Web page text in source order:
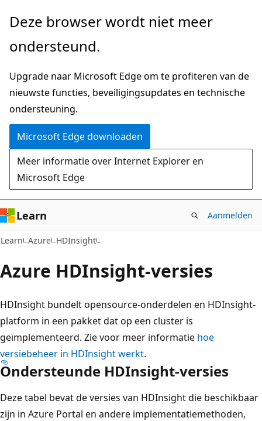
Naar
gaan
Deze browser wordt niet meer
ondersteund.
Upgrade naar Microsoft Edge om te profiteren van de
nieuwste functies, beveiligingsupdates en technische
ondersteuning.
Microsoft Edge downloaden
Meer informatie over Internet Explorer en
Microsoft Edge
Learn Aanmelden
Learn Azure HDInsight
Azure HDInsight-versies
HDInsight bundelt opensource-onderdelen en HDInsight-
platform in een pakket dat op een cluster is
geïmplementeerd. Zie voor meer informatie hoe
versiebeheer in HDInsight werkt.
Ondersteunde HDInsight-versies
Deze tabel bevat de versies van HDInsight die beschikbaar
zijn in Azure Portal en andere implementatiemethoden,